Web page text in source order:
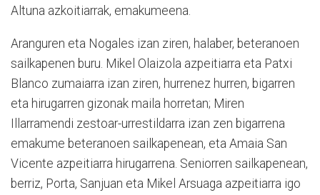
Altuna azkoitiarrak, emakumeena.
Aranguren eta Nogales izan ziren, halaber, beteranoen
sailkapenen buru. Mikel Olaizola azpeitiarra eta Patxi
Blanco zumaiarra izan ziren, hurrenez hurren, bigarren
eta hirugarren gizonak maila horretan; Miren
Illarramendi zestoar-urrestildarra izan zen bigarrena
emakume beteranoen sailkapenean, eta Amaia San
Vicente azpeitiarra hirugarrena. Seniorren sailkapenean,
berriz, Porta, Sanjuan eta Mikel Arsuaga azpeitiarra igo